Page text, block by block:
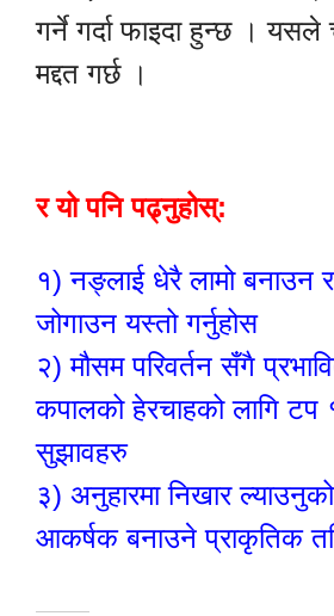
गर्ने गर्दा फाइदा हुन्छ । यसले
मद्दत गर्छ ।
र यो पनि पढ्नुहोस्:
१)नङ्लाई धेरै लामो बनाउन
जोगाउन यस्तो गर्नुहोस
२)मौसम परिवर्तन सँगै
कपालको हेरचाहको लागि टप
सुझावहरु
३) अनुहारमा निखार
आकर्षक बनाउने प्राकृतिक